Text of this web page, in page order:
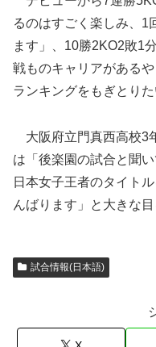
るのはすごく楽しみ、1
ます」、10勝2KO2敗1
戦ものキャリアがある
ランキングをもぎとり
大阪府立門真西高校3
は「後楽園の試合と聞
日本女子王者のタイト
んばります」と大きな目
試合情報(日本語)